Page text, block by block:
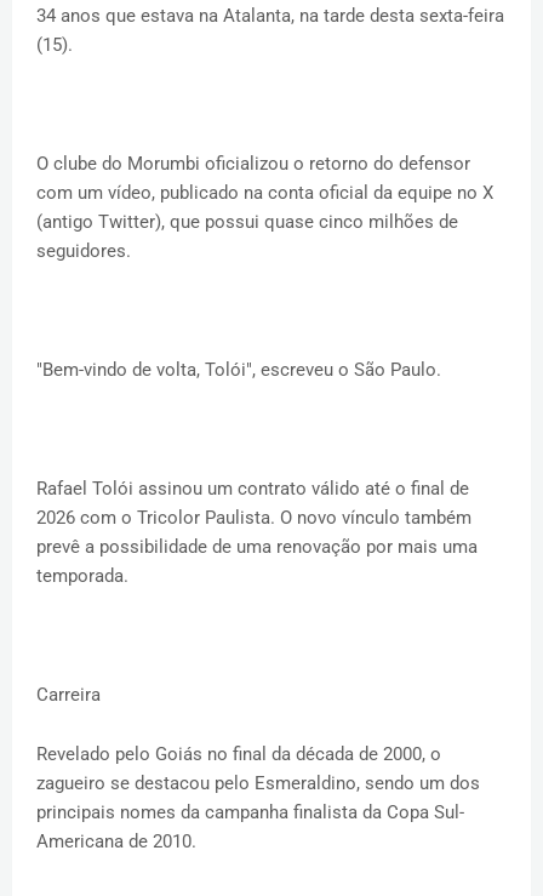
34 anos que estava na Atalanta, na tarde desta sexta-feira
(15).
O clube do Morumbi oficializou o retorno do defensor
com um vídeo, publicado na conta oficial da equipe no X
(antigo Twitter), que possui quase cinco milhões de
seguidores.
"Bem-vindo de volta, Tolói", escreveu o São Paulo.
Rafael Tolói assinou um contrato válido até o final de
2026 com o Tricolor Paulista. O novo vínculo também
prevê a possibilidade de uma renovação por mais uma
temporada.
Carreira
Revelado pelo Goiás no final da década de 2000, o
zagueiro se destacou pelo Esmeraldino, sendo um dos
principais nomes da campanha finalista da Copa Sul-
Americana de 2010.